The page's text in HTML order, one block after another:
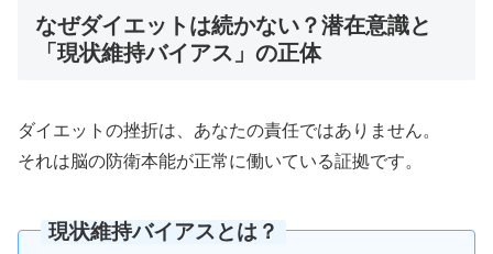
なぜダイエットは続かない？潜在意識と
「現状維持バイアス」の正体
ダイエットの挫折は、あなたの責任ではありません。
それは脳の防衛本能が正常に働いている証拠です。
現状維持バイアスとは？